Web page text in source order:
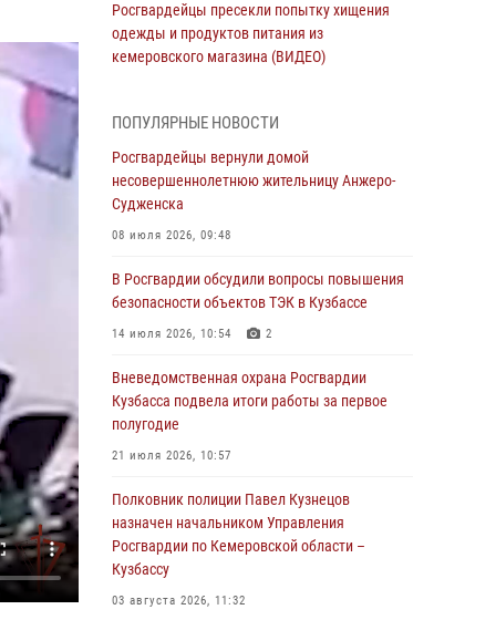
Росгвардейцы пресекли попытку хищения
одежды и продуктов питания из
кемеровского магазина (ВИДЕО)
В Кузбассе стартовал чемпионат Сибирского
ордена Жукова округа Росгвардии по
служебно-боевой стрельбе
05 августа 2026, 10:53
дебошира, устроившего конфликт в
медицинском учреждении
05 августа 2026, 09:30
Росгвардейцы задержали участника драки,
причинившего побои оппоненту
05 августа 2026, 08:50
общественного порядка на городском пляже
05 августа 2026, 08:10
Росгвардейцы в Юрге пресекли попытку
проникновения на территорию частного
ПОПУЛЯРНЫЕ НОВОСТИ
Росгвардейцы вернули домой
несовершеннолетнюю жительницу Анжеро-
Судженска
08 июля 2026, 09:48
В Росгвардии обсудили вопросы повышения
безопасности объектов ТЭК в Кузбассе
14 июля 2026, 10:54 2
Вневедомственная охрана Росгвардии
Кузбасса подвела итоги работы за первое
полугодие
21 июля 2026, 10:57
Полковник полиции Павел Кузнецов
назначен начальником Управления
Росгвардии по Кемеровской области –
Кузбассу
03 августа 2026, 11:32